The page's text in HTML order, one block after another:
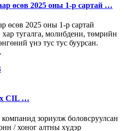
өсөв 2025 оны 1-р сартай …
өсөв 2025 оны 1-р сартай
хар тугалга, молибдени, төмрийн
үнэ тус тус буурсан.
CIL …
зориулж боловсруулсан
/ хоног алтны хүдэр